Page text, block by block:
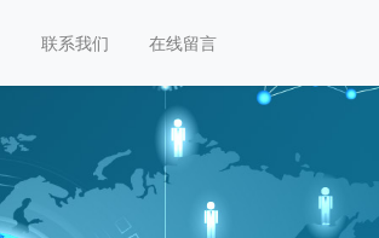
联系我们 在线留言